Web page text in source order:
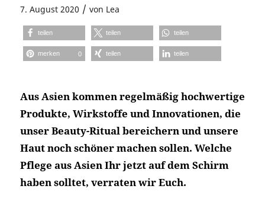
7. August 2020 / von Lea
teilen teilen teilen
merken 0 teilen teilen
Aus Asien kommen regelmäßig hochwertige
Produkte, Wirkstoffe und Innovationen, die
unser Beauty-Ritual bereichern und unsere
Haut noch schöner machen sollen. Welche
Pflege aus Asien Ihr jetzt auf dem Schirm
haben solltet, verraten wir Euch.